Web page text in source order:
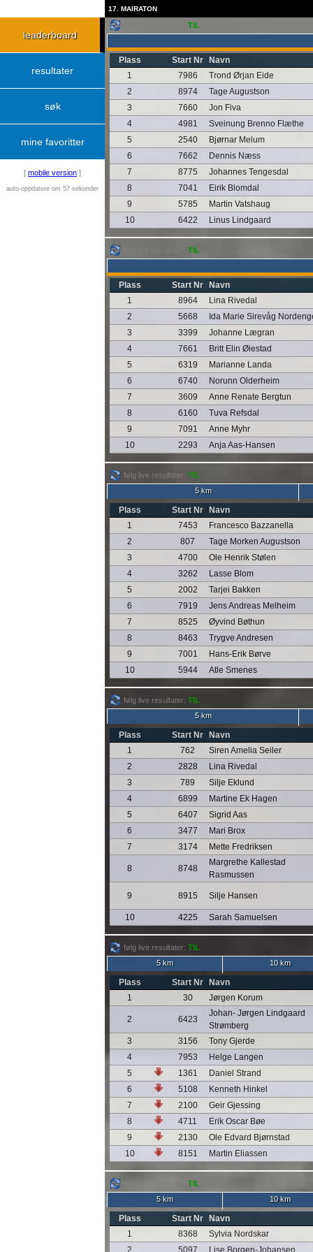
17. MAIRATON
leaderboard
resultater
søk
mine favoritter
[ mobile version ]
auto-oppdatere om 57 sekunder
TIL
Plass Start Nr
Navn
1
7986
Trond Ørjan Eide
2
8974
Tage Augustson
3
7660
Jon Fiva
4
4981
Sveinung Brenno Flæthe
5
2540
Bjørnar Melum
6
7662
Dennis Næss
7
8775
Johannes Tengesdal
8
7041
Eirik Blomdal
9
5785
Martin Vatshaug
10
6422 Linus Lindgaard
TIL
Plass Start Nr
Navn
1
8964
Lina Rivedal
2
5668
Ida Marie Sirevåg
3
3399
Johanne Lægran
4
7661
Britt Elin Øiestad
5
6319
Marianne Landa
6
6740
Norunn Olderheim
7
3609
Anne Renate Bergtun
8
6160
Tuva Refsdal
9
7091
Anne Myhr
10
2293 Anja Aas-Hansen
følg live resultater: TIL
5 km
Plass Start Nr
Navn
1
7453
Francesco Bazzanella
2
807
Tage Morken Augustson
3
4700
Ole Henrik Stølen
4
3262
Lasse Blom
5
2002
Tarjei Bakken
6
7919
Jens Andreas Melheim
7
8525
Øyvind Bøthun
8
8463
Trygve Andresen
9
7001
Hans-Erik Børve
10
5944 Atle Smenes
følg live resultater: TIL
5 km
Plass Start Nr
Navn
1
762
Siren Amelia Seiler
2
2828
Lina Rivedal
3
789
Silje Eklund
4
6899
Martine Ek Hagen
5
6407
Sigrid Aas
6
3477
Mari Brox
7
3174 Mette Fredriksen
8 8748
Margrethe Kallestad
Rasmussen
9 8915 Silje Hansen
10 4225 Sarah Samuelsen
følg live resultater: TIL
5 km
10 km
Plass Start Nr
Navn
1
30 Jørgen Korum
2 6423
Johan- Jørgen Lindgaard
Strømberg
3
3156
Tony Gjerde
4
7953
Helge Langen
5
1361
Daniel Strand
6
5108
Kenneth Hinkel
7
2100
Geir Gjessing
8
4711
Erik Oscar Bøe
9
2130
Ole Edvard Bjørnstad
10
8151 Martin Eliassen
TIL
5 km
10 km
Plass Start Nr
Navn
1
8368
Sylvia Nordskar
2
5097 Lise Borgen-Johansen